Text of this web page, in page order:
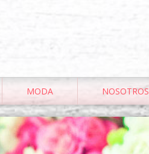
MODA NOSOTROS